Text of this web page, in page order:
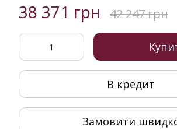
38 371 грн 42 247 грн
В кредит
Замовити